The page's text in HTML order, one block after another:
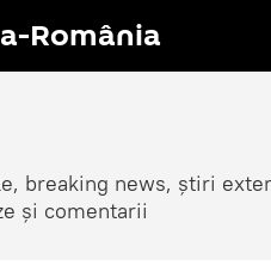
România
breaking news, știri
și comentarii